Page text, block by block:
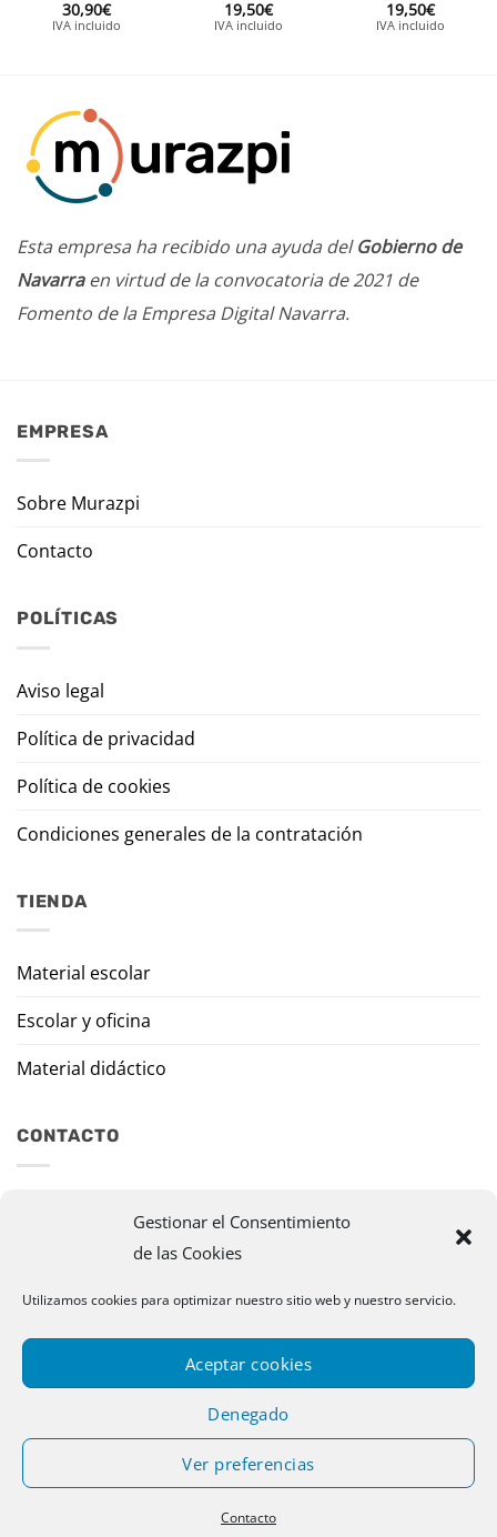
Gestionar el Consentimiento
de las Cookies
Utilizamos cookies para optimizar nuestro sitio web y nuestro servicio.
Aceptar cookies
Denegado
Ver preferencias
Contacto
30,90€
IVA incluido
19,50€
IVA incluido
19,50€
IVA incluido
Esta empresa ha recibido una ayuda delGobierno de
Navarraen virtud de la convocatoria de 2021 de
Fomento de la Empresa Digital Navarra.
EMPRESA
Sobre Murazpi
Contacto
POLÍTICAS
Aviso legal
Política de privacidad
Política de cookies
Condiciones generales de la contratación
TIENDA
Material escolar
Escolar y oficina
Material didáctico
CONTACTO
murazpi@murazpi.com
948 234 436 – 623 195 518
Designed by Publispace